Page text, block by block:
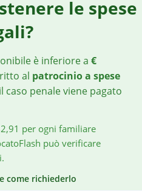
le spese
è inferiore a €
al patrocinio a spese
il caso penaleviene pagato
per ogni familiare
può verificare
come richiederlo